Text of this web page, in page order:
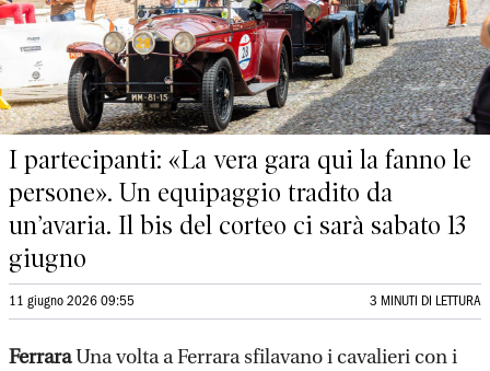
I partecipanti: «La vera gara qui la fanno le
persone». Un equipaggio tradito da
un’avaria. Il bis del corteo ci sarà sabato 13
giugno
11 giugno 2026 09:55 3 MINUTI DI LETTURA
FerraraUna volta a Ferrara sfilavano i cavalieri con i